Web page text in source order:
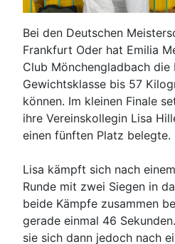
Bei den Deutschen
Frankfurt Oder hat Emilia
Club Mönchengladbach
Gewichtsklasse bis 57
können. Im kleinen Finale
ihre Vereinskollegin Lisa
einen fünften Platz belegte.
Lisa kämpft sich nach
Runde mit zwei Siegen in
beide Kämpfe zusammen
gerade einmal 46
sie sich dann jedoch nach